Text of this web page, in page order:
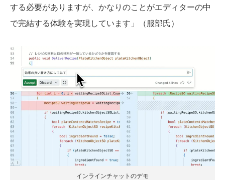
する必要がありますが、かなりのことがエディターの中
で完結する体験を実現しています」（服部氏）
インラインチャットのデモ